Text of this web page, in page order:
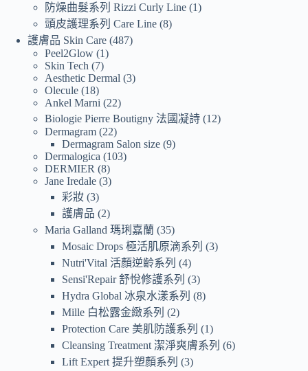
防燥曲髮系列 Rizzi Curly Line 1
頭皮護理系列 Care Line 8
護膚品 Skin Care 487
Peel2Glow 1
Skin Tech
7
Aesthetic Dermal 3
Olecule 18
Ankel Marni
22
Biologie Pierre Boutigny 法國凝詩 12
Dermagram 22
Dermagram Salon size 9
Dermalogica
103
DERMIER
8
Jane Iredale 3
彩妝 3
護膚品
2
Maria Galland 瑪琍嘉蘭 35
Mosaic Drops 極活肌原滴系列
3
Nutri'Vital 活顏逆齡系列
4
Sensi'Repair 舒悅修護系列
3
Hydra Global 冰泉水漾系列
8
Mille 白松露金緻系列
2
Protection Care 美肌防護系列
1
Cleansing Treatment 潔淨爽膚系列
6
Lift Expert 提升塑顏系列
3